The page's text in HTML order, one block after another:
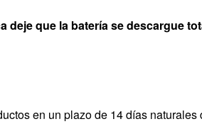
que la batería se descargue
en un plazo de 14 días